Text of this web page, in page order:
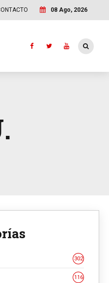
08 Ago, 2026
302
116